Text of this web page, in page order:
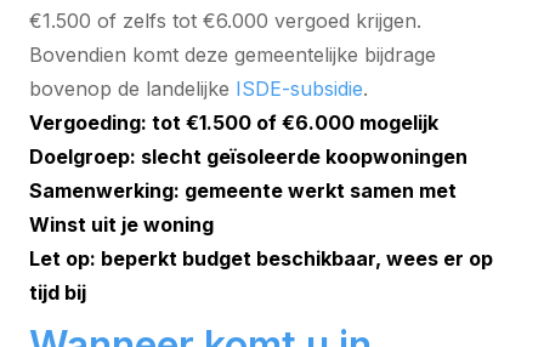
€1.500 of zelfs tot €6.000 vergoed krijgen.
Bovendien komt deze gemeentelijke bijdrage
bovenop de landelijke ISDE-subsidie.
Vergoeding: tot €1.500 of €6.000 mogelijk
Doelgroep: slecht geïsoleerde koopwoningen
Samenwerking: gemeente werkt samen met
Winst uit je woning
Let op: beperkt budget beschikbaar, wees er op
tijd bij